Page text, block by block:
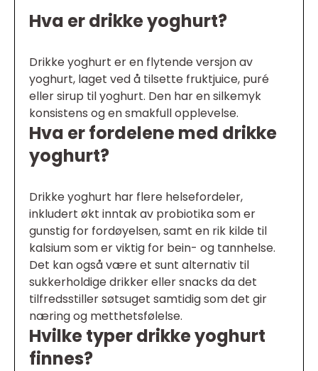
Hva er drikke yoghurt?
Drikke yoghurt er en flytende versjon av
yoghurt, laget ved å tilsette fruktjuice, puré
eller sirup til yoghurt. Den har en silkemyk
konsistens og en smakfull opplevelse.
Hva er fordelene med drikke
yoghurt?
Drikke yoghurt har flere helsefordeler,
inkludert økt inntak av probiotika som er
gunstig for fordøyelsen, samt en rik kilde til
kalsium som er viktig for bein- og tannhelse.
Det kan også være et sunt alternativ til
sukkerholdige drikker eller snacks da det
tilfredsstiller søtsuget samtidig som det gir
næring og metthetsfølelse.
Hvilke typer drikke yoghurt
finnes?